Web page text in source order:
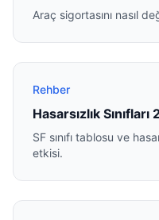
Araç sigortasını nasıl
Rehber
Hasarsızlık Sınıfları
SF sınıfı tablosu ve
etkisi.